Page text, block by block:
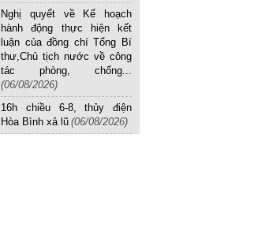
Nghị quyết về Kế hoạch
hành động thực hiện kết
luận của đồng chí Tổng Bí
thư,Chủ tịch nước về công
tác phòng, chống...
(06/08/2026)
16h chiều 6-8, thủy điện
Hòa Bình xả lũ (06/08/2026)